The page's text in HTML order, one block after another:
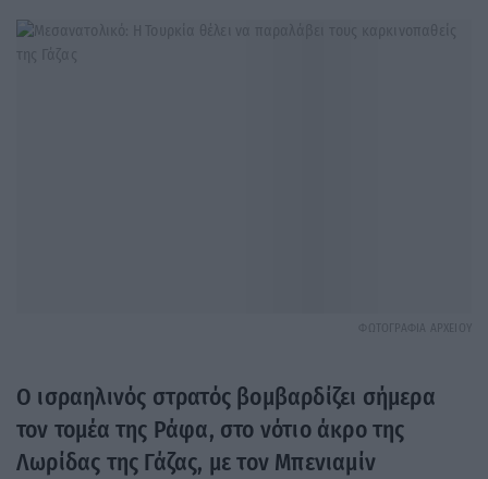
ΦΩΤΟΓΡΑΦΙΑ ΑΡΧΕΙΟΥ
Ο ισραηλινός στρατός βομβαρδίζει σήμερα
τον τομέα της Ράφα, στο νότιο άκρο της
Λωρίδας της Γάζας, με τον Μπενιαμίν